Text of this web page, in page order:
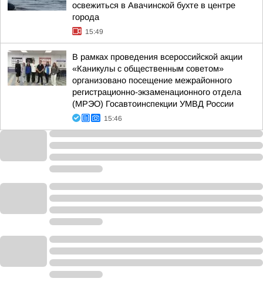
освежиться в Авачинской бухте в центре
города
15:49
В рамках проведения всероссийской акции
«Каникулы с общественным советом»
организовано посещение межрайонного
регистрационно-экзаменационного отдела
(МРЭО) Госавтоинспекции УМВД России
15:46